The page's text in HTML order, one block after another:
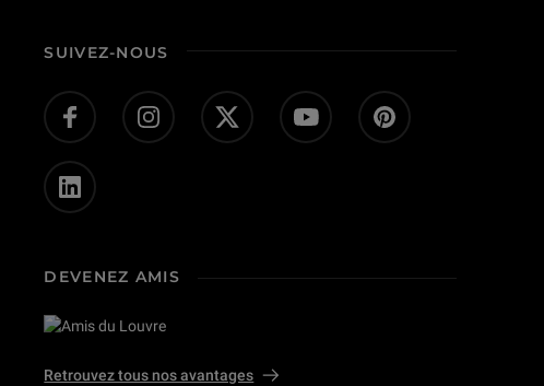
SUIVEZ-NOUS
DEVENEZ AMIS
Retrouvez tous nos avantages